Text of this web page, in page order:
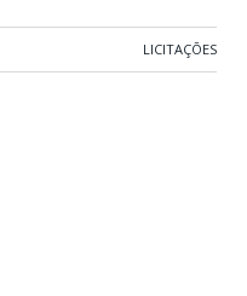
LICITAÇÕES